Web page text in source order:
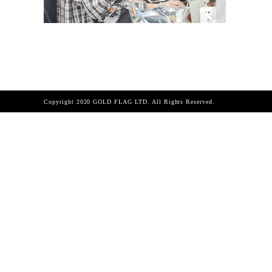
Copyright 2020 GOLD FLAG LTD. All Rights Reserved.